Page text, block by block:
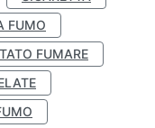
FUMO
FUMARE